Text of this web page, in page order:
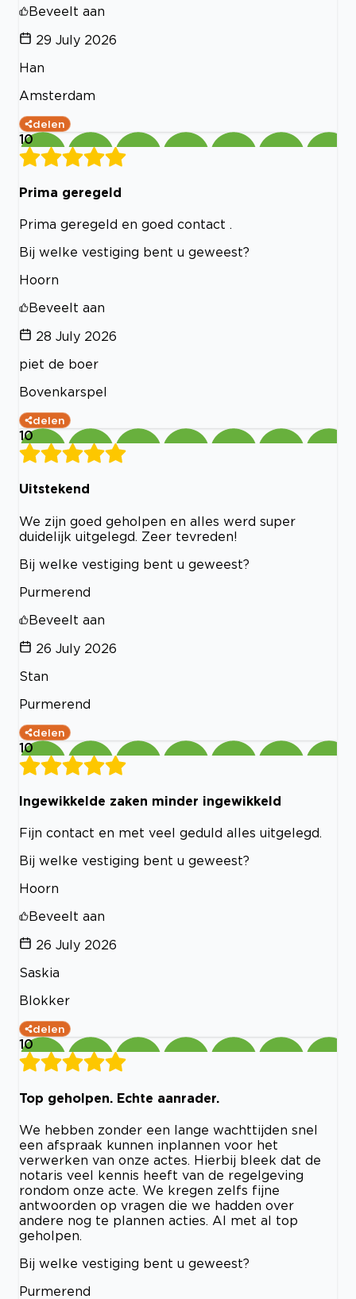
Beveelt aan
29 July 2026
Han
Amsterdam
delen
10
Prima geregeld
Prima geregeld en goed contact .
Bij welke vestiging bent u geweest?
Hoorn
Beveelt aan
28 July 2026
piet de boer
Bovenkarspel
delen
10
Uitstekend
We zijn goed geholpen en alles werd super
duidelijk uitgelegd. Zeer tevreden!
Bij welke vestiging bent u geweest?
Purmerend
Beveelt aan
26 July 2026
Stan
Purmerend
delen
10
Ingewikkelde zaken minder ingewikkeld
Fijn contact en met veel geduld alles uitgelegd.
Bij welke vestiging bent u geweest?
Hoorn
Beveelt aan
26 July 2026
Saskia
Blokker
delen
10
Top geholpen. Echte aanrader.
We hebben zonder een lange wachttijden snel
een afspraak kunnen inplannen voor het
verwerken van onze actes. Hierbij bleek dat de
notaris veel kennis heeft van de regelgeving
rondom onze acte. We kregen zelfs fijne
antwoorden op vragen die we hadden over
andere nog te plannen acties. Al met al top
geholpen.
Bij welke vestiging bent u geweest?
Purmerend